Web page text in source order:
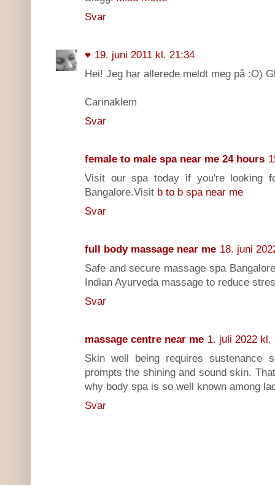
Svar
♥ 19. juni 2011 kl. 21:34
Hei! Jeg har allerede meldt meg på :O)
Carinaklem
Svar
female to male spa near me 24 hours
Visit our spa today if you're looking
Bangalore.Visit b to b spa near me
Svar
full body massage near me 18. juni
Safe and secure massage spa
Indian Ayurveda massage to reduce
Svar
massage centre near me 1. juli 2022 kl.
Skin well being requires sustenance
prompts the shining and sound skin.
why body spa is so well known among
Svar